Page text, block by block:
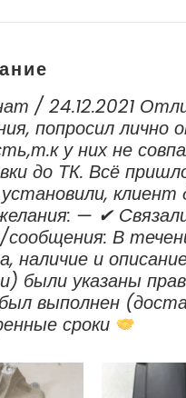
/ 24.12.2021
попросил лично
у них не
до ТК. Всё
установили, клиент
— ✔
сообщения: В
наличие и
были указаны
выполнен
сроки